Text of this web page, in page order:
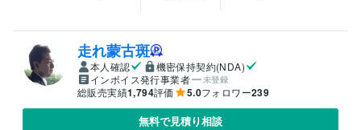
走れ蒙古斑
本人確認
機密保持契約(NDA)
インボイス発行事業者
未登録
総販売実績1,794評価 5.0フォロワー239
無料で見積り相談